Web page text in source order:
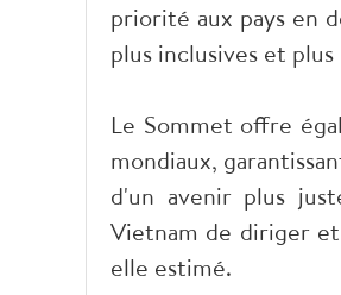
priorité aux pays en
plus inclusives et
Le Sommet offre
mondiaux,
d'un avenir plus
Vietnam de diriger
elle estimé.